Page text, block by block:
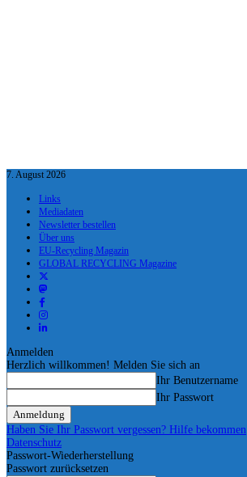
7. August 2026
Links
Mediadaten
Newsletter bestellen
Über uns
EU-Recycling Magazin
GLOBAL RECYCLING Magazine
Anmelden
Herzlich willkommen! Melden Sie sich an
Ihr Benutzername
Ihr Passwort
Haben Sie Ihr Passwort vergessen? Hilfe bekommen
Datenschutz
Passwort-Wiederherstellung
Passwort zurücksetzen